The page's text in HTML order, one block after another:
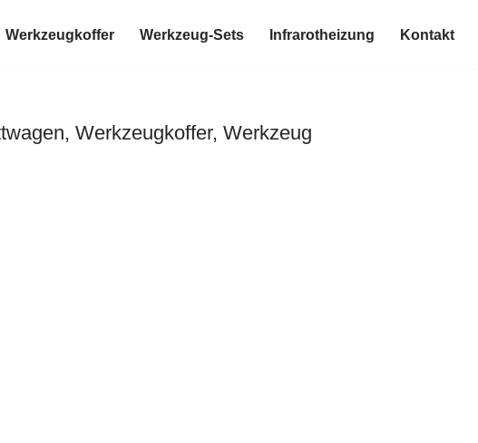
Werkzeugkoffer Werkzeug-Sets Infrarotheizung Kontakt
Werkzeugkoffer, Werkzeug